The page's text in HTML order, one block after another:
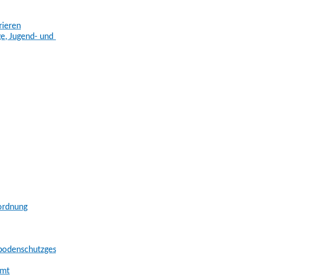
und Heimerzieher, Sozialarbeiter, Sozialpädagoge mit ausländischer